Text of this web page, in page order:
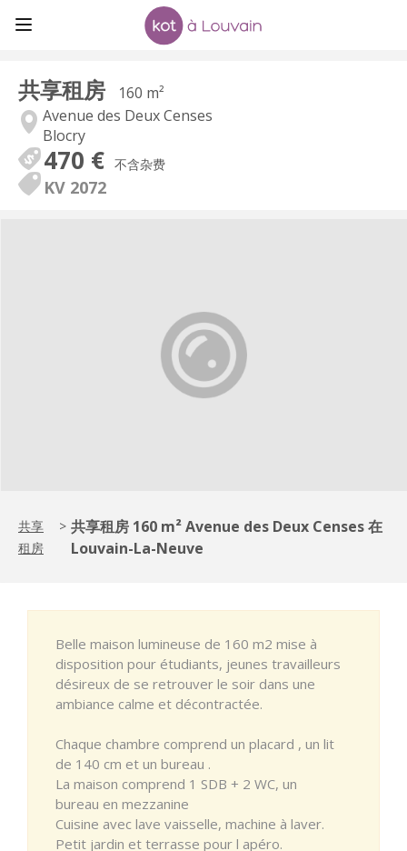
共享租房
160 m²
Avenue des Deux Censes
Blocry
470 € 不含杂费
KV 2072
共享
租房
> 共享租房 160 m² Avenue des Deux Censes 在
Louvain-La-Neuve
Belle maison lumineuse de 160 m2 mise à
disposition pour étudiants, jeunes travailleurs
désireux de se retrouver le soir dans une
ambiance calme et décontractée.
Chaque chambre comprend un placard , un lit
de 140 cm et un bureau .
La maison comprend 1 SDB + 2 WC, un
bureau en mezzanine
Cuisine avec lave vaisselle, machine à laver.
Petit jardin et terrasse pour l apéro.